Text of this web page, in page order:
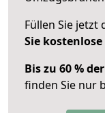
Füllen Sie jetzt
Sie
Bis zu 60 %
finden Sie nur